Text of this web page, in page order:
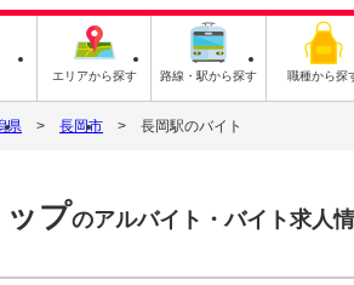
エリアから探す 路線・駅から探す 職種から探
県 長岡市 長岡駅のバイト
プのアルバイト・バイト求人